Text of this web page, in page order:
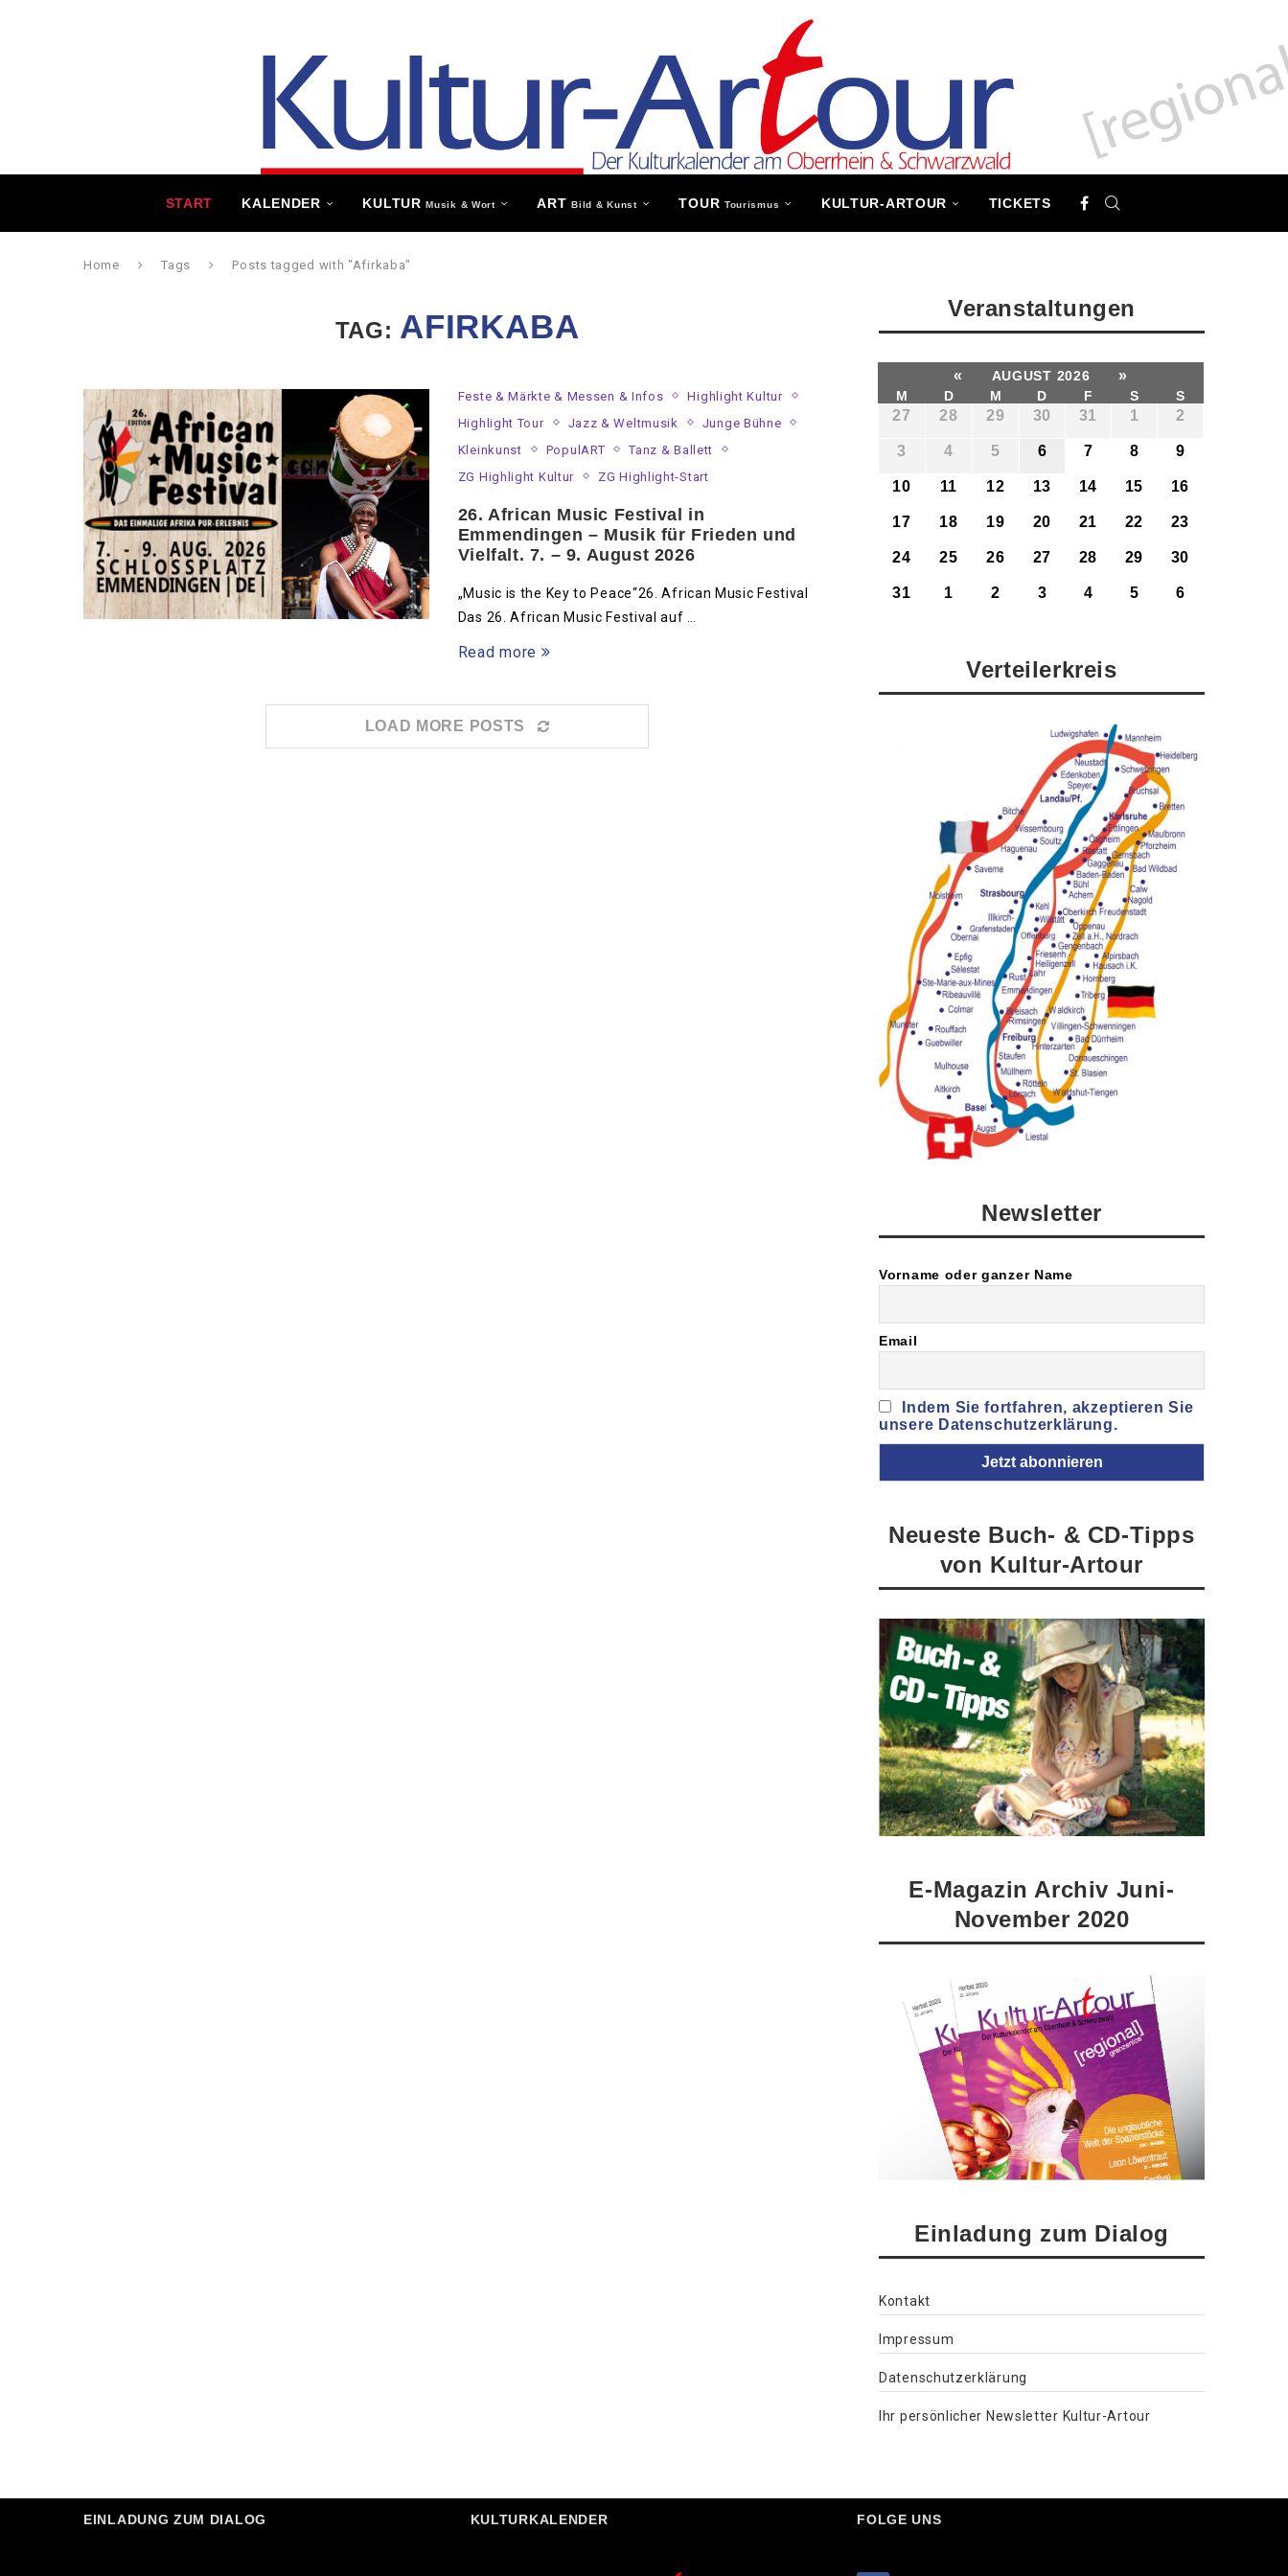
START KALENDER KULTURMusik & Wort ARTBild & Kunst TOUR Tourismus KULTUR-ARTOUR TICKETS
Home Tags Posts tagged with "Afirkaba"
TAG: AFIRKABA
Feste & Märkte & Messen & Infos
Highlight Kultur
Highlight Tour
Jazz & Weltmusik
Junge Bühne
Kleinkunst
PopulART
Tanz & Ballett
ZG Highlight Kultur
ZG Highlight-Start
26. African Music Festival in
Emmendingen – Musik für Frieden und
Vielfalt. 7. – 9. August 2026
„Music is the Key to Peace“26. African Music Festival
Das 26. African Music Festival auf …
Read more
LOAD MORE POSTS
Veranstaltungen
« AUGUST 2026 »
M D M D F S S
27 28 29 30 31 1 2
3 4 5 6 7 8 9
10 11 12 13 14 15 16
17 18 19 20 21 22 23
24 25 26 27 28 29 30
31 1 2 3 4 5 6
Verteilerkreis
Newsletter
Vorname oder ganzer Name
Email
Indem Sie fortfahren, akzeptieren Sie
unsere Datenschutzerklärung.
Neueste Buch- & CD-Tipps
von Kultur-Artour
E-Magazin Archiv Juni-
November 2020
Einladung zum Dialog
Kontakt
Impressum
Datenschutzerklärung
Ihr persönlicher Newsletter Kultur-Artour
EINLADUNG ZUM DIALOG KULTURKALENDER FOLGE UNS